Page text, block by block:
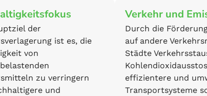
der
ist es, die
von
zu verringern
und
Verkehr und
Durch die
auf andere
Städte
effizientere und
Transportsysteme